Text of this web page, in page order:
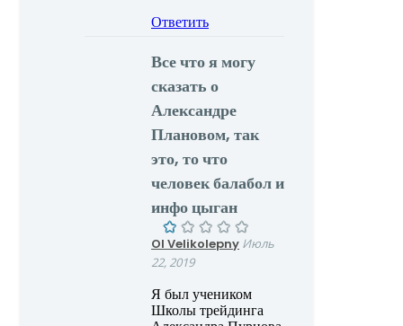
Ответить
Все что я могу
сказать о
Александре
Плановом, так
это, то что
человек балабол и
инфо цыган
Ol Velikolepny Июль
22, 2019
Я был учеником
Школы трейдинга